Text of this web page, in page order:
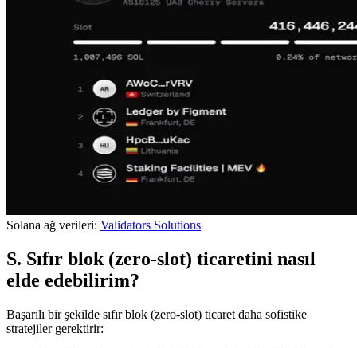
Solana ağ verileri: Validators Solutions
S. Sıfır blok (zero-slot) ticaretini nasıl
elde edebilirim?
Başarılı bir şekilde sıfır blok (zero-slot) ticaret daha sofistike
stratejiler gerektirir: